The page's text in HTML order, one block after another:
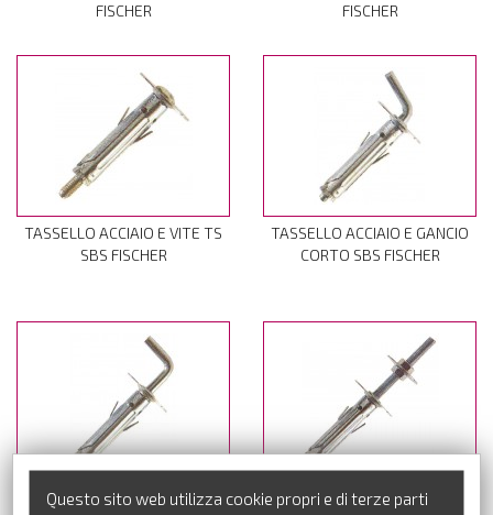
FISCHER
FISCHER
TASSELLO ACCIAIO E VITE TS
SBS FISCHER
TASSELLO ACCIAIO E GANCIO
CORTO SBS FISCHER
TASSELLO ACCIAIO E GANCIO
TASSELLO ACCIAIO E VITE
Questo sito web utilizza cookie propri e di terze parti